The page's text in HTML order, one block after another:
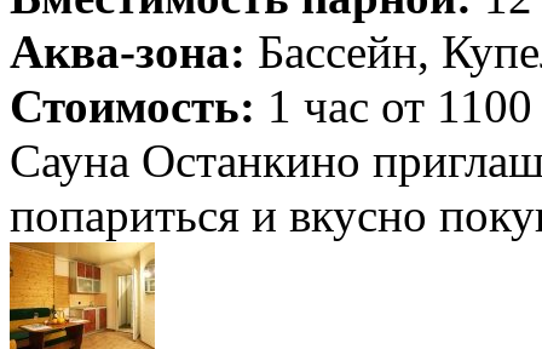
Аква-зона: Бассейн,
Стоимость: 1 час от
Сауна Останкино
попариться и вкусно